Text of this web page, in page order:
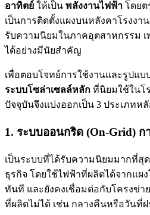
อาทิตย์ ให้เป็น พลังงานไฟฟ้า โดยต
เป็นการติดตั้งแผงบนหลังคาโรงงา
รับความนิยมในภาคอุตสาหกรรม
ได้อย่างมีนัยสำคัญ
เพื่อตอบโจทย์การใช้งานและรูปแ
ระบบโซล่าเซลล์หลัก ที่นิยมใช้ในโ
ปัจจุบันจึงแบ่งออกเป็น 3 ประเภทห
1. ระบบออนกริด (On-Grid)
เป็นระบบที่ได้รับความนิยมมากที่สุ
ธุรกิจ โดยใช้ไฟฟ้าที่ผลิตได้จากแผ
ทันที และยังคงเชื่อมต่อกับโครงข่า
ที่ผลิตไม่ได้ เช่น กลางคืนหรือวันที่